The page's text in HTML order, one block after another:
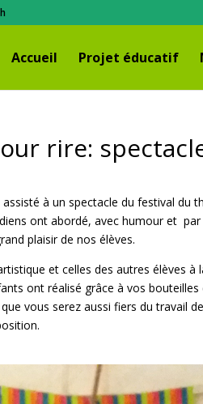
Accueil Projet éducatif
rire:
à un spectacle du festival du
ont abordé, avec humour et
plaisir de nos élèves.
et celles des autres élèves à
ont réalisé grâce à vos
vous serez aussi fiers du travail